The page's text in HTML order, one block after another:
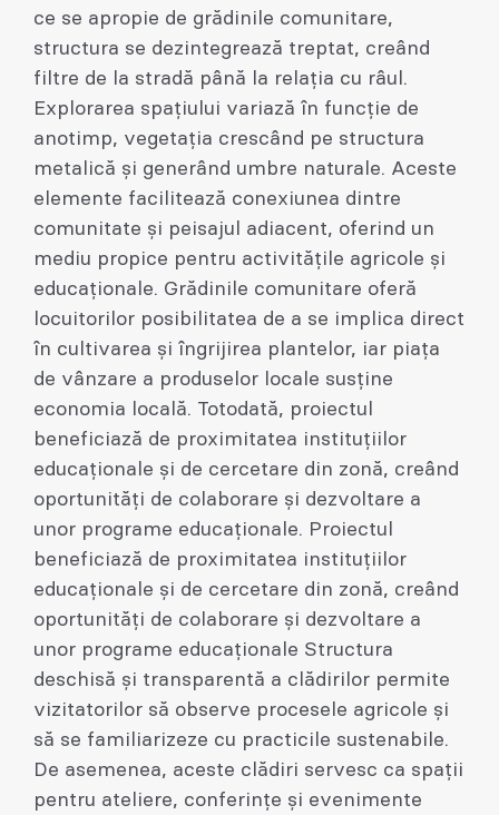
ce se apropie de grădinile comunitare,
structura se dezintegrează treptat, creând
filtre de la stradă până la relația cu râul.
Explorarea spațiului variază în funcție de
anotimp, vegetația crescând pe structura
metalică și generând umbre naturale. Aceste
elemente facilitează conexiunea dintre
comunitate și peisajul adiacent, oferind un
mediu propice pentru activitățile agricole și
educaționale. Grădinile comunitare oferă
locuitorilor posibilitatea de a se implica direct
în cultivarea și îngrijirea plantelor, iar piața
de vânzare a produselor locale susține
economia locală. Totodată, proiectul
beneficiază de proximitatea instituțiilor
educaționale și de cercetare din zonă, creând
oportunități de colaborare și dezvoltare a
unor programe educaționale. Proiectul
beneficiază de proximitatea instituțiilor
educaționale și de cercetare din zonă, creând
oportunități de colaborare și dezvoltare a
unor programe educaționale Structura
deschisă și transparentă a clădirilor permite
vizitatorilor să observe procesele agricole și
să se familiarizeze cu practicile sustenabile.
De asemenea, aceste clădiri servesc ca spații
pentru ateliere, conferințe și evenimente